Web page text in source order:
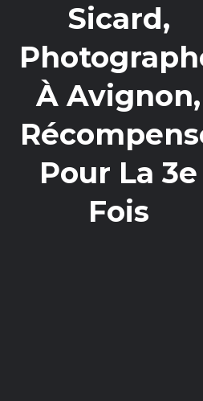
Sicard,
À Avignon,
Pour La 3e
Fois